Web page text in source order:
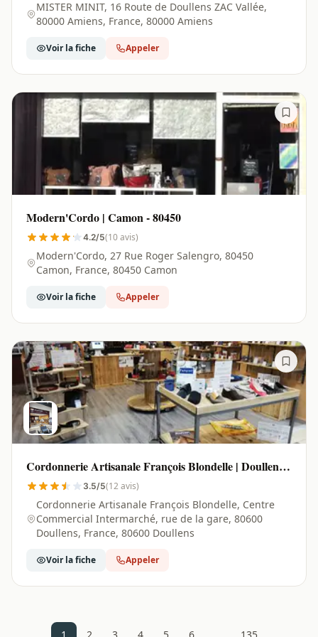
MISTER MINIT, 16 Route de Doullens ZAC Vallée,
80000 Amiens, France, 80000 Amiens
Voir la fiche Appeler
Modern'Cordo | Camon - 80450
4.2/5(10 avis)
Modern'Cordo, 27 Rue Roger Salengro, 80450
Camon, France, 80450 Camon
Voir la fiche Appeler
Cordonnerie Artisanale François Blondelle | Doullens -
80600
3.5/5(12 avis)
Cordonnerie Artisanale François Blondelle, Centre
Commercial Intermarché, rue de la gare, 80600
Doullens, France, 80600 Doullens
Voir la fiche Appeler